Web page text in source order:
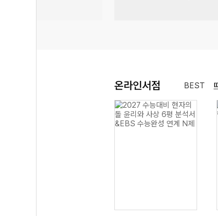
온라인서점 BEST